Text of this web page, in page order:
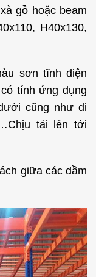
gồ hoặc beam
H40x130,
sơn tĩnh điện
tính ứng dụng
cũng như di
tải lên tới
giữa các dầm